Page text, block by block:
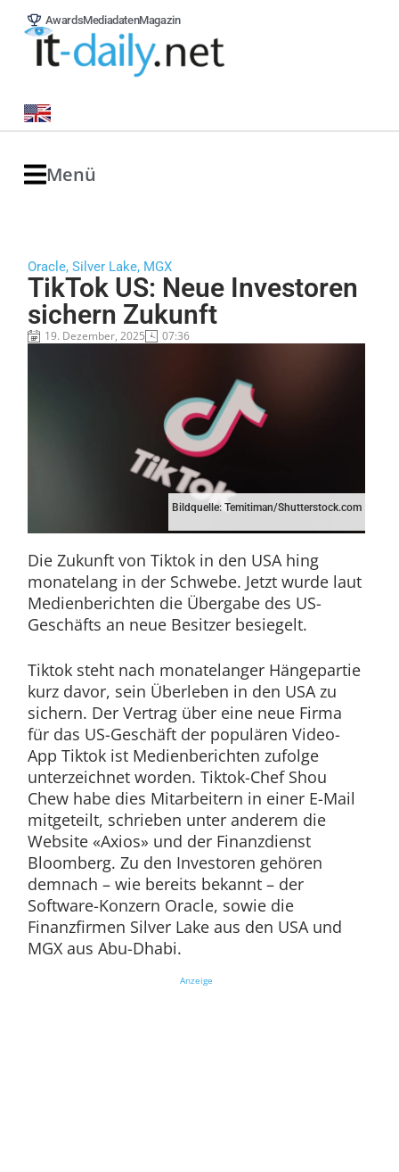
AwardsMediadatenMagazin
Menü
Oracle, Silver Lake, MGX
TikTok US: Neue Investoren
sichern Zukunft
19. Dezember, 2025 07:36
Bildquelle: Temitiman/Shutterstock.com
Die Zukunft von Tiktok in den USA hing
monatelang in der Schwebe. Jetzt wurde laut
Medienberichten die Übergabe des US-
Geschäfts an neue Besitzer besiegelt.
Tiktok steht nach monatelanger Hängepartie
kurz davor, sein Überleben in den USA zu
sichern. Der Vertrag über eine neue Firma
für das US-Geschäft der populären Video-
App Tiktok ist Medienberichten zufolge
unterzeichnet worden. Tiktok-Chef Shou
Chew habe dies Mitarbeitern in einer E-Mail
mitgeteilt, schrieben unter anderem die
Website «Axios» und der Finanzdienst
Bloomberg. Zu den Investoren gehören
demnach – wie bereits bekannt – der
Software-Konzern Oracle, sowie die
Finanzfirmen Silver Lake aus den USA und
MGX aus Abu-Dhabi.
Anzeige